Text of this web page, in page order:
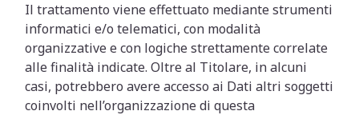
Il trattamento viene effettuato mediante strumenti
informatici e/o telematici, con modalità
organizzative e con logiche strettamente correlate
alle finalità indicate. Oltre al Titolare, in alcuni
casi, potrebbero avere accesso ai Dati altri soggetti
coinvolti nell’organizzazione di questa